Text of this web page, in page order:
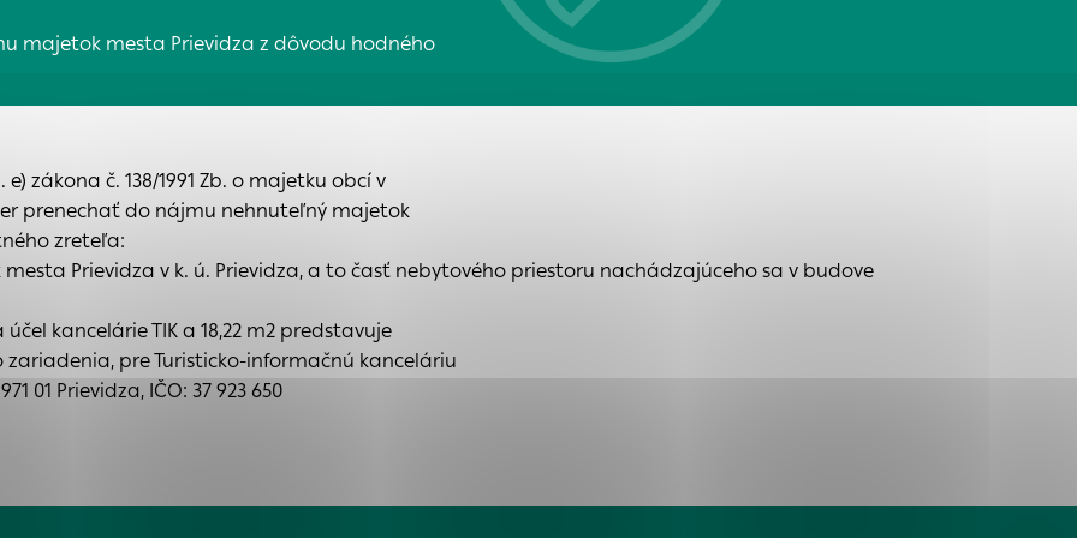
majetok mesta Prievidza z dôvodu hodného
zákona č. 138/1991 Zb. o majetku obcí v
prenechať do nájmu nehnuteľný majetok
zreteľa:
Prievidza v k. ú. Prievidza, a to časť nebytového priestoru nachádzajúceho sa v budove
kancelárie TIK a 18,22 m2 predstavuje
pre Turisticko-informačnú kanceláriu
01 Prievidza, IČO: 37 923 650
ktorú chcete povoliť
prevádzkovateľovi stránok pochopiť, ako návštevníci stránok stránku
optimalizovať a ponúknuť im lepšiu skúsenosť. Všetky dáta sa zbierajú
spojiť s konkrétnou osobou.
Povoliť všetko Uložiť nastavenia Viac informácií